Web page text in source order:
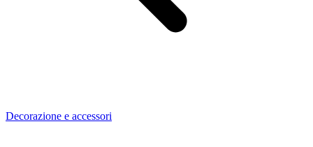
Decorazione e accessori